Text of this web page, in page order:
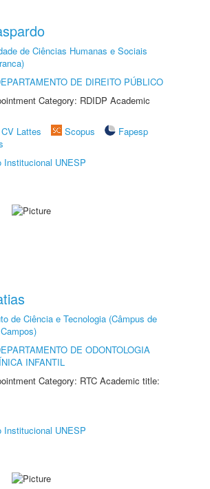
de Ciências Humanas e Sociais
DE DIREITO PÚBLICO
Category: RDIDP Academic
CV Lattes Scopus
Fapesp
Institucional UNESP
de Ciência e Tecnologia (Câmpus de
DE ODONTOLOGIA
INFANTIL
Category: RTC Academic title:
Institucional UNESP